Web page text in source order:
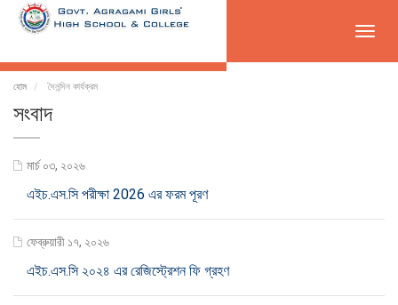
হোম দৈনন্দিন কার্যক্রম
সংবাদ
মার্চ ০৩, ২০২৬
এইচ.এস.সি পরীক্ষা 2026 এর ফরম পূরণ
ফেব্রুয়ারী ১৭, ২০২৬
এইচ.এস.সি ২০২৪ এর রেজিস্ট্রেশন ফি গ্রহণ